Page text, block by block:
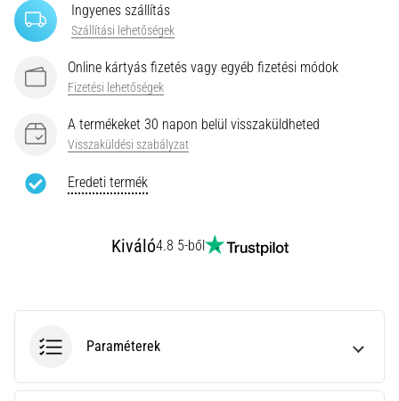
Futótérd:
Okok,
kezelés
és
más
néven
rendkívül
egészségügyi
amellyel
Ingyenes szállítás
Szállítási lehetőségek
Online kártyás fizetés vagy egyéb fizetési módok
Fizetési lehetőségek
A termékeket 30 napon belül visszaküldheted
Visszaküldési szabályzat
Eredeti termék
Kiváló4.8 5-ből
Paraméterek